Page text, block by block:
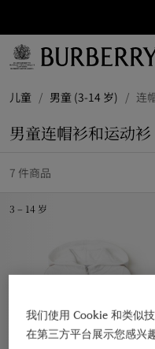
订阅获取
Burberry
品牌资
儿童 / 男童 (3-14 岁) / 连
男童连帽衫和运动衫
7 件商品
3 – 14 岁
我们使用 Cookie 和类似
在第三方平台展示您感兴